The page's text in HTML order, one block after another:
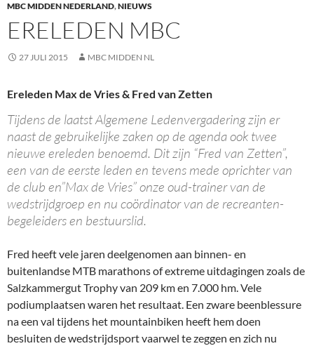
MBC MIDDEN NEDERLAND,NIEUWS
ERELEDEN MBC
27 JULI 2015 MBC MIDDEN NL
Ereleden Max de Vries & Fred van Zetten
Tijdens de laatst Algemene Ledenvergadering zijn er
naast de gebruikelijke zaken op de agenda ook twee
nieuwe ereleden benoemd. Dit zijn “Fred van Zetten”,
een van de eerste leden en tevens mede oprichter van
de club en”Max de Vries” onze oud-trainer van de
wedstrijdgroep en nu coördinator van de recreanten-
begeleiders en bestuurslid.
Fred heeft vele jaren deelgenomen aan binnen- en
buitenlandse MTB marathons of extreme uitdagingen zoals de
Salzkammergut Trophy van 209 km en 7.000 hm. Vele
podiumplaatsen waren het resultaat. Een zware beenblessure
na een val tijdens het mountainbiken heeft hem doen
besluiten de wedstrijdsport vaarwel te zeggen en zich nu